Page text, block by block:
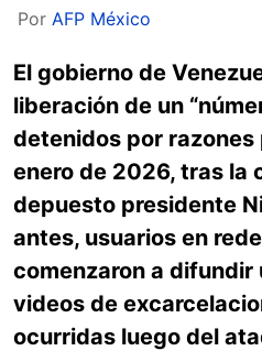
Por AFP México
El gobierno de
liberación de un
detenidos por
enero de 2026, tras la
depuesto presidente
antes, usuarios en
comenzaron a difundir
videos de
ocurridas luego del